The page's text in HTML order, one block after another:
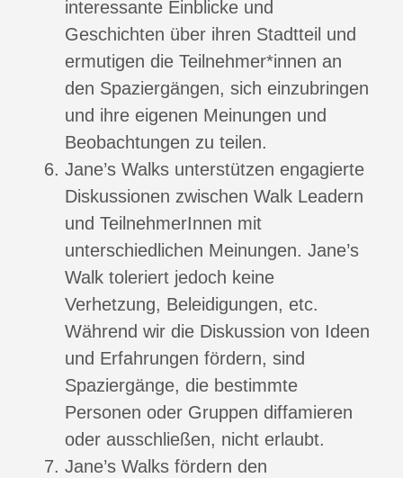
interessante Einblicke und
Geschichten über ihren Stadtteil und
ermutigen die Teilnehmer*innen an
den Spaziergängen, sich einzubringen
und ihre eigenen Meinungen und
Beobachtungen zu teilen.
Jane’s Walks unterstützen engagierte
Diskussionen zwischen Walk Leadern
und TeilnehmerInnen mit
unterschiedlichen Meinungen. Jane’s
Walk toleriert jedoch keine
Verhetzung, Beleidigungen, etc.
Während wir die Diskussion von Ideen
und Erfahrungen fördern, sind
Spaziergänge, die bestimmte
Personen oder Gruppen diffamieren
oder ausschließen, nicht erlaubt.
Jane’s Walks fördern den